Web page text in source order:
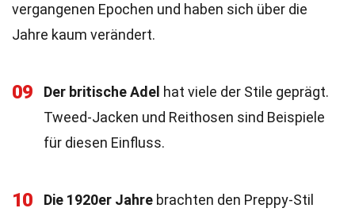
vergangenen Epochen und haben sich über die
Jahre kaum verändert.
09 Der britische Adel hat viele der Stile geprägt.
Tweed-Jacken und Reithosen sind Beispiele
für diesen Einfluss.
10 Die 1920er Jahre brachten den Preppy-Stil